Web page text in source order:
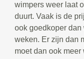
wimpers weer laat
duurt. Vaak is de
ook goedkoper
weken. Er zijn dan
moet dan ook